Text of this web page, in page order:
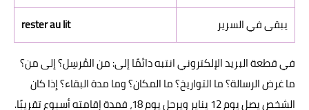
يبقى في السرير
rester au lit
في قطعة البريد الإلكتروني انتبه دائمًا إلى: من المُرسِل؟ إلى من؟
ما غرض الرسالة؟ ما التواريخ؟ ما المكان؟ وما مدة البقاء؟ إذا كان
الشخص يصل يوم 12 يناير ويرحل يوم 18، فمدة إقامته أسبوع تقريبًا.